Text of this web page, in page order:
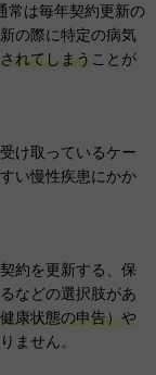
常は毎年契約更新の
の際に特定の病気
れてしまうことが
け取っているケー
い慢性疾患にかか
約を更新する、保
などの選択肢があ
康状態の申告）や
ません。